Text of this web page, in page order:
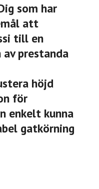
som har
att
till en
prestanda
höjd
för
enkelt kunna
gatkörning